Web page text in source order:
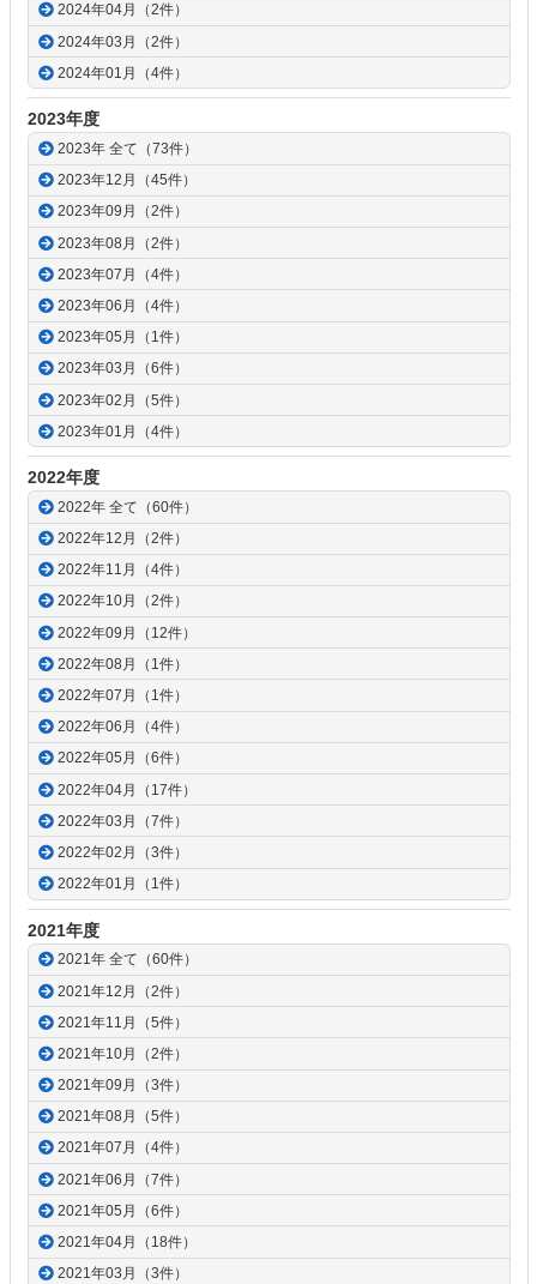
2024年04月（2件）
2024年03月（2件）
2024年01月（4件）
2023年度
2023年 全て（73件）
2023年12月（45件）
2023年09月（2件）
2023年08月（2件）
2023年07月（4件）
2023年06月（4件）
2023年05月（1件）
2023年03月（6件）
2023年02月（5件）
2023年01月（4件）
2022年度
2022年 全て（60件）
2022年12月（2件）
2022年11月（4件）
2022年10月（2件）
2022年09月（12件）
2022年08月（1件）
2022年07月（1件）
2022年06月（4件）
2022年05月（6件）
2022年04月（17件）
2022年03月（7件）
2022年02月（3件）
2022年01月（1件）
2021年度
2021年 全て（60件）
2021年12月（2件）
2021年11月（5件）
2021年10月（2件）
2021年09月（3件）
2021年08月（5件）
2021年07月（4件）
2021年06月（7件）
2021年05月（6件）
2021年04月（18件）
2021年03月（3件）